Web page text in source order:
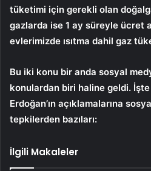
tüketimi için gerekli olan
gazlarda ise 1 ay süreyle ücret
evlerimizde ısıtma dahil gaz
Bu iki konu bir anda sosyal
konulardan biri haline geldi. İşte
Erdoğan’ın açıklamalarına
tepkilerden bazıları:
İlgili Makaleler